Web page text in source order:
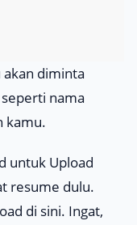
akan diminta
nama
kamu.
untuk Upload
resume dulu.
di sini. Ingat,